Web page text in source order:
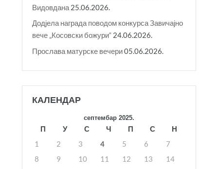
Видовдана 25.06.2026.
Додјела награда поводом конкурса Завичајно
вече „Косовски божури“ 24.06.2026.
Прослава матурске вечери05.06.2026.
КАЛЕНДАР
септембар 2025.
П У С Ч П С
Н
1
2 3 4 5 6
7
8
9 10 11 12 13
14